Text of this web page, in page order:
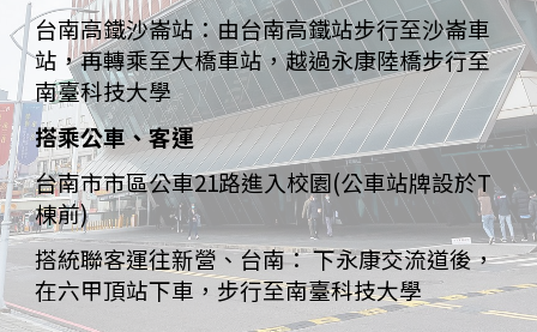
台南高鐵沙崙站：由台南高鐵站步行至沙崙車
站，再轉乘至大橋車站，越過永康陸橋步行至
南臺科技大學
搭乘公車、客運
台南市市區公車21路進入校園(公車站牌設於T
棟前)
搭統聯客運往新營、台南： 下永康交流道後，
在六甲頂站下車，步行至南臺科技大學